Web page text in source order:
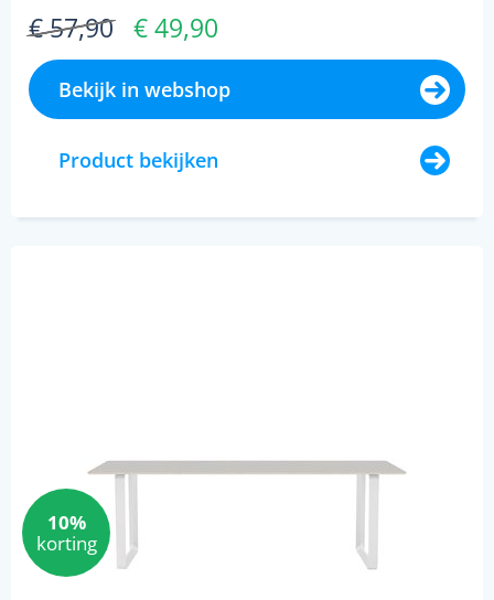
€ 57,90 € 49,90
Bekijk in webshop
Product bekijken
10%
korting